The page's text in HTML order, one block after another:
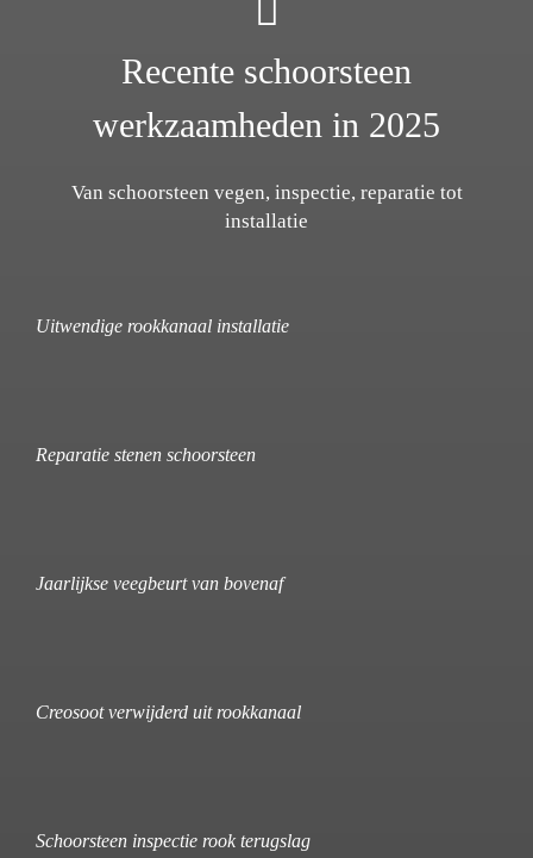
Recente schoorsteen
werkzaamheden in 2025
Van schoorsteen vegen, inspectie, reparatie tot
installatie
Uitwendige rookkanaal installatie
Reparatie stenen schoorsteen
Jaarlijkse veegbeurt van bovenaf
Creosoot verwijderd uit rookkanaal
Schoorsteen inspectie rook terugslag